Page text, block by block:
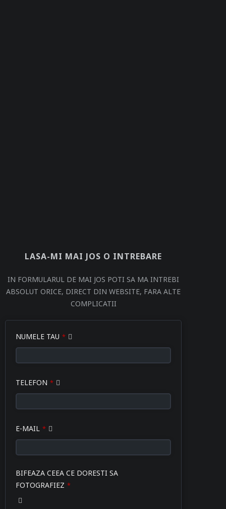
LASA-MI MAI JOS O INTREBARE
IN FORMULARUL DE MAI JOS POTI SA MA INTREBI
ABSOLUT ORICE, DIRECT DIN WEBSITE, FARA ALTE
COMPLICATII
Company
Name *
NUMELE TAU *
TELEFON *
E-MAIL *
BIFEAZA CEEA CE DORESTI SA
FOTOGRAFIEZ *